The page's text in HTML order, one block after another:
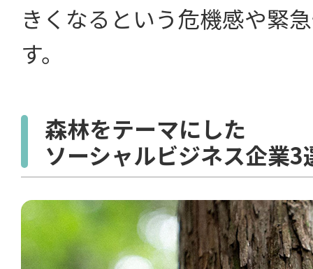
きくなるという危機感や緊
す。
森林をテーマにした
ソーシャルビジネス企業3